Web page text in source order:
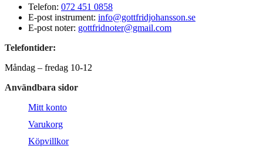
Telefon: 072 451 0858
E-post instrument: info@gottfridjohansson.se
E-post noter: gottfridnoter@gmail.com
Telefontider:
Måndag – fredag 10-12
Användbara sidor
Mitt konto
Varukorg
Köpvillkor